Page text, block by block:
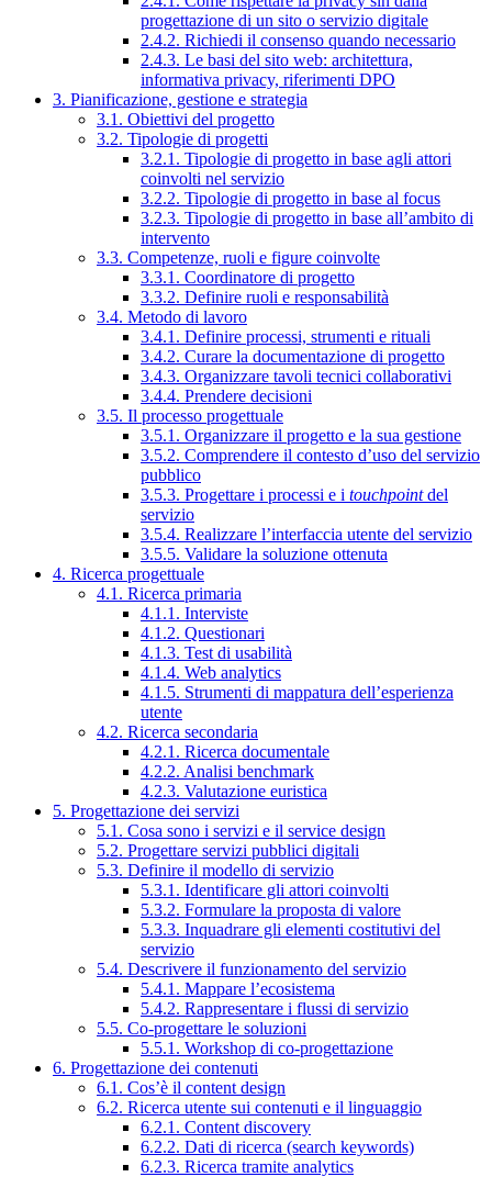
progettazione di un sito o servizio digitale
2.4.2. Richiedi il consenso quando necessario
2.4.3. Le basi del sito web: architettura,
informativa privacy, riferimenti DPO
3. Pianificazione, gestione e strategia
3.1. Obiettivi del progetto
3.2. Tipologie di progetti
3.2.1. Tipologie di progetto in base agli attori
coinvolti nel servizio
3.2.2. Tipologie di progetto in base al focus
3.2.3. Tipologie di progetto in base all’ambito di
intervento
3.3. Competenze, ruoli e figure coinvolte
3.3.1. Coordinatore di progetto
3.3.2. Definire ruoli e responsabilità
3.4. Metodo di lavoro
3.4.1. Definire processi, strumenti e rituali
3.4.2. Curare la documentazione di progetto
3.4.3. Organizzare tavoli tecnici collaborativi
3.4.4. Prendere decisioni
3.5. Il processo progettuale
3.5.1. Organizzare il progetto e la sua gestione
3.5.2. Comprendere il contesto d’uso del servizio
pubblico
3.5.3. Progettare i processi e i touchpointdel
servizio
3.5.4. Realizzare l’interfaccia utente del servizio
3.5.5. Validare la soluzione ottenuta
4. Ricerca progettuale
4.1. Ricerca primaria
4.1.1. Interviste
4.1.2. Questionari
4.1.3. Test di usabilità
4.1.4. Web analytics
4.1.5. Strumenti di mappatura dell’esperienza
utente
4.2. Ricerca secondaria
4.2.1. Ricerca documentale
4.2.2. Analisi benchmark
4.2.3. Valutazione euristica
5. Progettazione dei servizi
5.1. Cosa sono i servizi e il service design
5.2. Progettare servizi pubblici digitali
5.3. Definire il modello di servizio
5.3.1. Identificare gli attori coinvolti
5.3.2. Formulare la proposta di valore
5.3.3. Inquadrare gli elementi costitutivi del
servizio
5.4. Descrivere il funzionamento del servizio
5.4.1. Mappare l’ecosistema
5.4.2. Rappresentare i flussi di servizio
5.5. Co-progettare le soluzioni
5.5.1. Workshop di co-progettazione
6. Progettazione dei contenuti
6.1. Cos’è il content design
6.2. Ricerca utente sui contenuti e il linguaggio
6.2.1. Content discovery
6.2.2. Dati di ricerca (search keywords)
6.2.3. Ricerca tramite analytics